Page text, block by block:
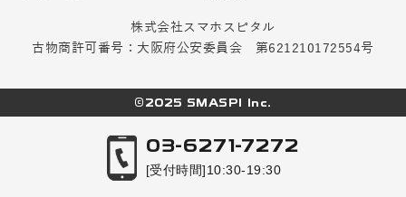
株式会社スマホスピタル
古物商許可番号：大阪府公安委員会 第621210172554号
©2025 SMASPI Inc.
03-6271-7272
[受付時間]10:30-19:30